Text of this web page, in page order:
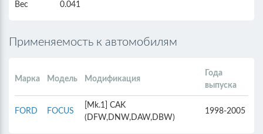
Вес 0.041
Применяемость к автомобилям
Марка Модель Модификация
Года
выпуска
FORD FOCUS
[Mk.1] CAK
(DFW,DNW,DAW,DBW)
1998-2005